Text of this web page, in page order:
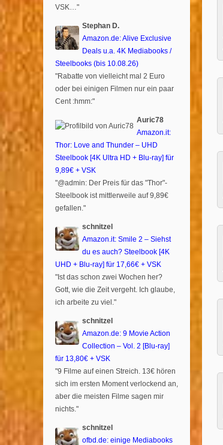
VSK…"
Stephan D.
Amazon.de: Alive Exclusive
Deals u.a. 4K Mediabooks /
Steelbooks (bis 10.08.26)
"Rabatte von vielleicht mal 2 Euro
oder bei einigen Filmen nur ein paar
Cent :hmm:"
Auric78
Amazon.it:
Thor: Love and Thunder – UHD
Steelbook [4K Ultra HD + Blu-ray] für
9,89€ + VSK
"@admin: Der Preis für das "Thor"-
Steelbook ist mittlerweile auf 9,89€
gefallen."
schnitzel
Amazon.it: Smile 2 – Siehst
du es auch? Steelbook [4K
UHD + Blu-ray] für 17,66€ + VSK
"Ist das schon zwei Wochen her?
Gott, wie die Zeit vergeht. Ich glaube,
ich arbeite zu viel."
schnitzel
Amazon.de: 9 Movie Action
Collection – Vol. 2 [Blu-ray]
für 13,80€ + VSK
"9 Filme auf einen Streich. 13€ hören
sich im ersten Moment verlockend an,
aber die meisten Filme sagen mir
nichts."
schnitzel
ofbd.de: einige Mediabooks